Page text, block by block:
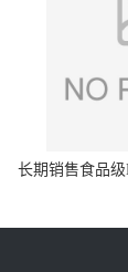
长期销售食品